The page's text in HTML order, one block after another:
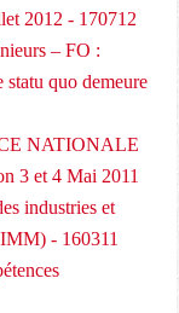
2012 - 170712
– FO :
quo demeure
NATIONALE
3 et 4 Mai 2011
industries et
- 160311